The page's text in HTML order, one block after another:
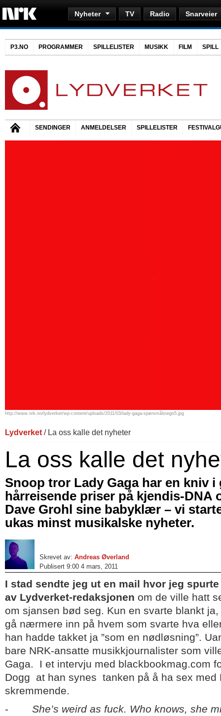
Nyheter TV Radio Snarveier
P3.NO PROGRAMMER SPILLELISTER MUSIKK FILM SPILL
SENDINGER ANMELDELSER SPILLELISTER
http://www.nrk.no/lydverket/wp-content/uploads/2011/03/lady-gaga-spørsmålstegn5.jpg
Lydverket / La oss kalle det nyheter
La oss kalle det
Snoop tror Lady Gaga har en kniv i
hårreisende priser på kjendis-DNA
Dave Grohl sine babyklær – vi
ukas minst musikalske nyheter.
Skrevet av: Andreas Øverland
Publisert 9:00 4 mars, 2011
I stad sendte jeg ut en mail hvor jeg
av Lydverket-redaksjonen om de ville hatt
om sjansen bød seg. Kun en svarte blankt
gå nærmere inn på hvem som svarte hva
han hadde takket ja ”som en nødløsning”.
bare NRK-ansatte musikkjournalister som
Gaga. I et intervju med blackbookmag.com
Dogg at han synes tanken på å ha sex med
skremmende.
- She’s weird as fuck. Who knows, she